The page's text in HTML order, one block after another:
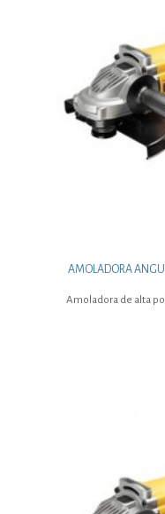
AMOLADORA
Amoladora de alta